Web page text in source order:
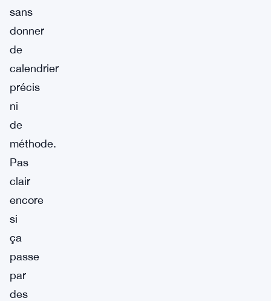
sans
donner
de
calendrier
précis
ni
de
méthode.
Pas
clair
encore
si
ça
passe
par
des